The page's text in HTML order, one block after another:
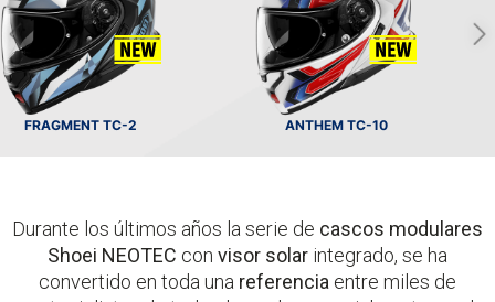
FRAGMENT TC-2 ANTHEM TC-10
Durante los últimos años la serie de cascos modulares
Shoei NEOTEC con visor solar integrado, se ha
convertido en toda una referencia entre miles de